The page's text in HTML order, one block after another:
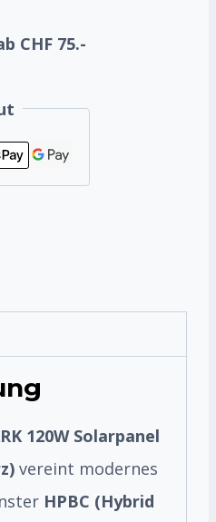
CHF 75.-
120W Solarpanel
vereint modernes
HPBC (Hybrid